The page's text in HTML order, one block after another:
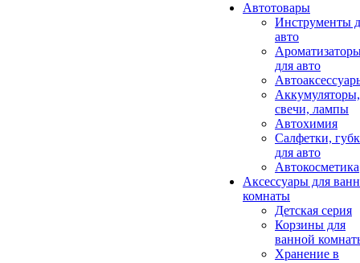
Автотовары
Инструменты
авто
для авто
Аккумуляторы,
свечи, лампы
Автохимия
Салфетки,
для авто
Автокосметика
Аксессуары для
комнаты
Детская серия
Корзины для
ванной
Хранение в